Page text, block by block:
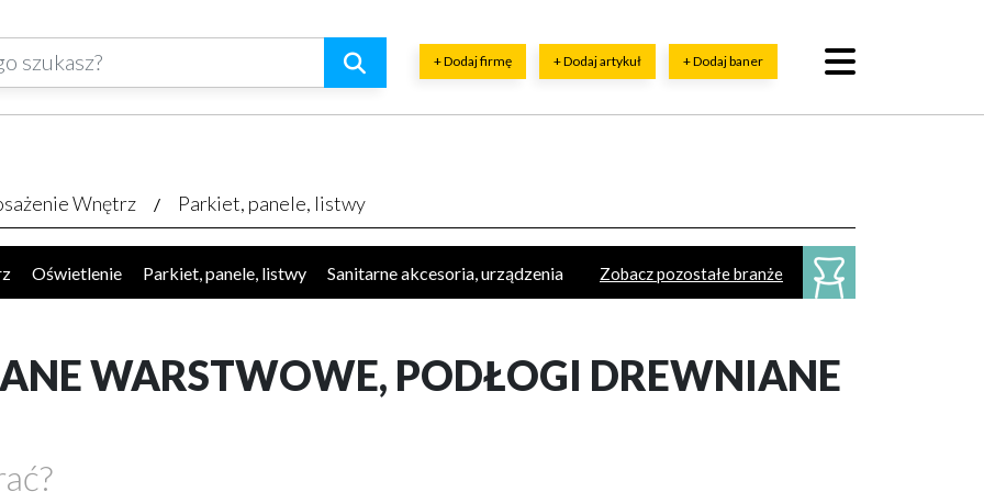
+ Dodaj firmę + Dodaj artykuł + Dodaj baner
Wnętrz Parkiet, panele, listwy
Zobacz pozostałe branże
Oświetlenie Parkiet, panele, listwy
Sanitarne akcesoria, urządzenia
WARSTWOWE, PODŁOGI DREWNIANE